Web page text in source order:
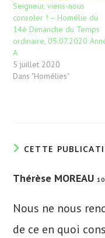
Seigneur, viens-nous
consoler ! – Homélie du
14è Dimanche du Temps
ordinaire, 05.07.2020
A
5 juillet 2020
Dans "Homélies"
CETTE
Thérèse MOREAU
Nous ne nous
de ce en quoi